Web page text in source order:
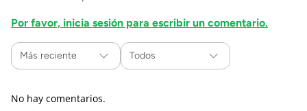
Por favor, inicia sesión para escribir un comentario.
Más reciente Todos
No hay comentarios.